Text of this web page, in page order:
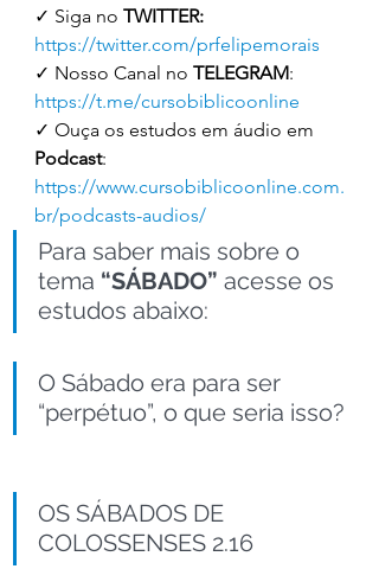
✓ Siga no TWITTER:
https://twitter.com/prfelipemorais
✓ Nosso Canal no TELEGRAM:
https://t.me/cursobiblicoonline
✓ Ouça os estudos em áudio em
Podcast:
https://www.cursobiblicoonline.com.
br/podcasts-audios/
Para saber mais sobre o
tema “SÁBADO” acesse os
estudos abaixo:
O Sábado era para ser
“perpétuo”, o que seria isso?
OS SÁBADOS DE
COLOSSENSES 2.16